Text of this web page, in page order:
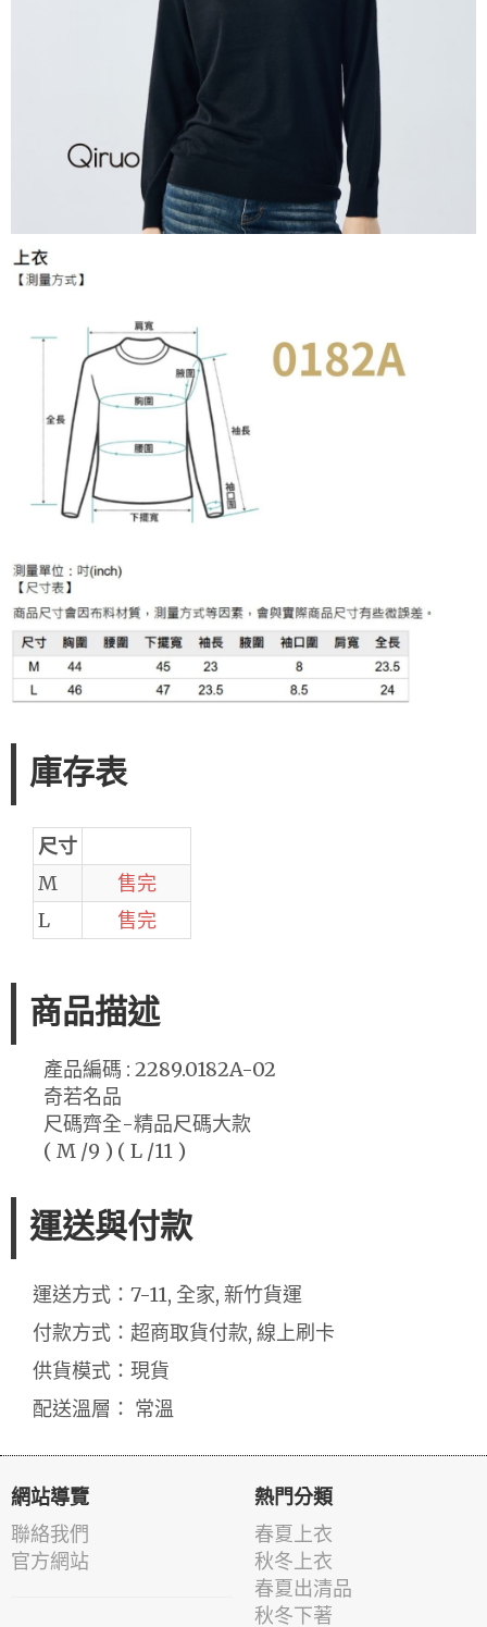
庫存表
尺寸
M
售完
L
售完
商品描述
產品編碼 : 2289.0182A-02
奇若名品
尺碼齊全-精品尺碼大款
( M /9 ) ( L /11 )
運送與付款
運送方式：7-11, 全家, 新竹貨運
付款方式：超商取貨付款, 線上刷卡
供貨模式：現貨
配送溫層： 常溫
網站導覽
聯絡我們
官方網站
熱門分類
春夏上衣
秋冬上衣
春夏出清品
秋冬下著